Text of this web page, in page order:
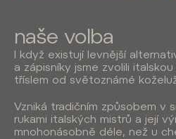
naše volba
I když existují levnější
a zápisníky jsme zvolili
tříslem od světoznámé
Vzniká tradičním způsobem v
rukami italských mistrů a její
mnohonásobně déle, než u